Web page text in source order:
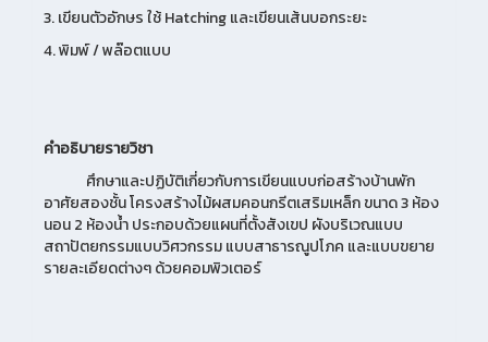
3. เขียนตัวอักษร ใช้ Hatching และเขียนเส้นบอกระยะ
4. พิมพ์ / พล๊อตแบบ
คำอธิบายรายวิชา
ศึกษาและปฏิบัติเกี่ยวกับการเขียนแบบก่อสร้างบ้านพัก
อาศัยสองชั้น โครงสร้างไม้ผสมคอนกรีตเสริมเหล็ก ขนาด 3 ห้อง
นอน 2 ห้องน้ำ ประกอบด้วยแผนที่ตั้งสังเขป ผังบริเวณแบบ
สถาปัตยกรรมแบบวิศวกรรม แบบสาธารณูปโภค และแบบขยาย
รายละเอียดต่างๆ ด้วยคอมพิวเตอร์